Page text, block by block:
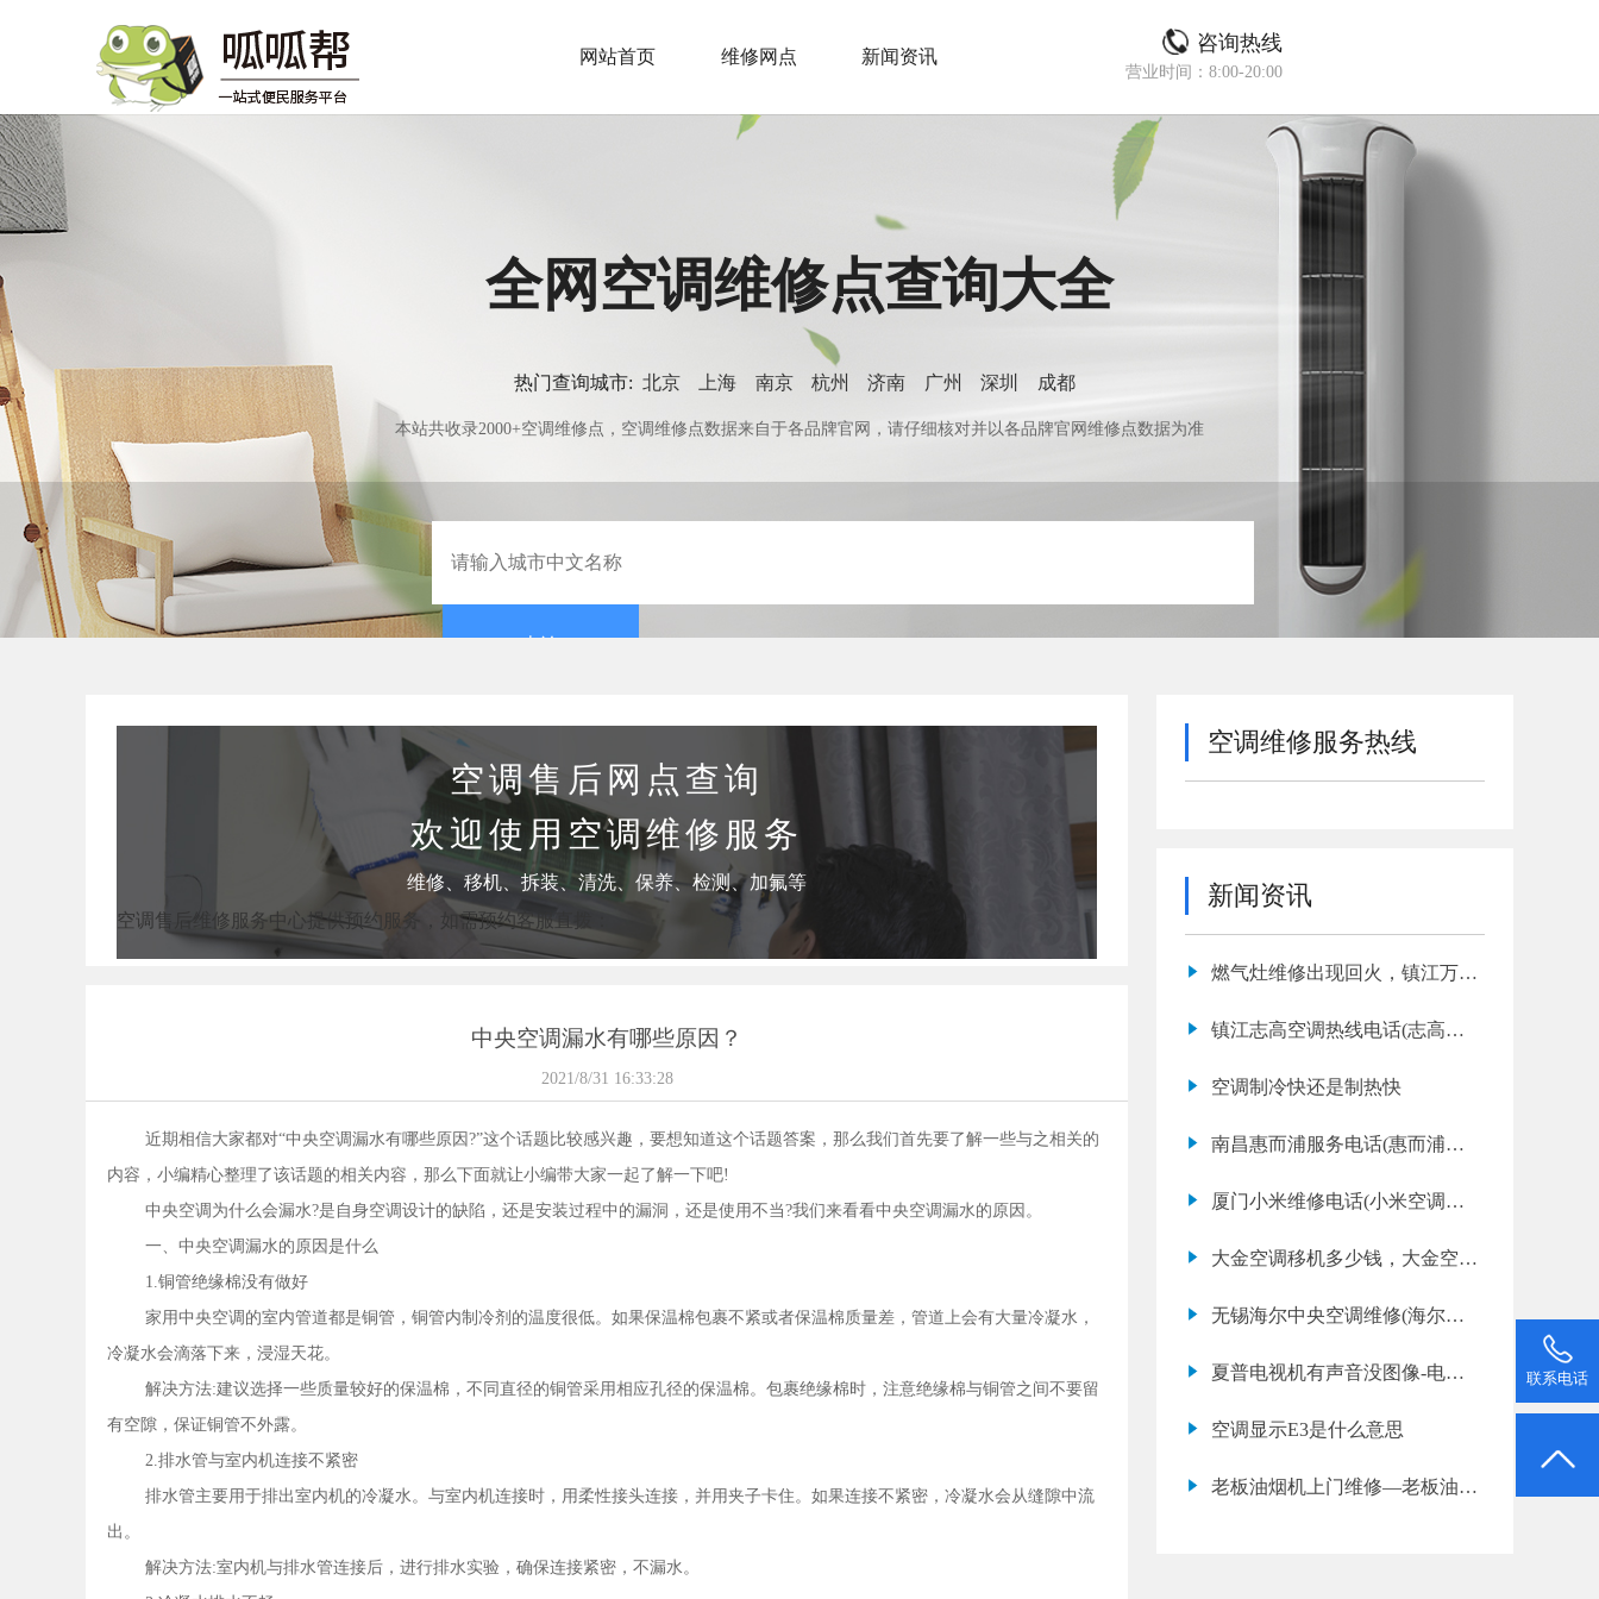
网站首页 维修网点 新闻资讯
咨询热线
营业时间：8:00-20:00
全网空调维修点查询大全
热门查询城市: 北京 上海 南京 杭州 济南 广州 深圳 成都
本站共收录2000+空调维修点，空调维修点数据来自于各品牌官网，请仔细核对并以各品牌官网维修点数据为准
空调售后网点查询
欢迎使用空调维修服务
维修、移机、拆装、清洗、保养、检测、加氟等
空调售后维修服务中心提供预约服务，如需预约客服直拨：
中央空调漏水有哪些原因？
2021/8/31 16:33:28
近期相信大家都对“中央空调漏水有哪些原因?”这个话题比较感兴趣，要想知道这个话题答案，那么我们首先要了解一些与之相关的
内容，小编精心整理了该话题的相关内容，那么下面就让小编带大家一起了解一下吧!
中央空调为什么会漏水?是自身空调设计的缺陷，还是安装过程中的漏洞，还是使用不当?我们来看看中央空调漏水的原因。
一、中央空调漏水的原因是什么
1.铜管绝缘棉没有做好
家用中央空调的室内管道都是铜管，铜管内制冷剂的温度很低。如果保温棉包裹不紧或者保温棉质量差，管道上会有大量冷凝水，
冷凝水会滴落下来，浸湿天花。
解决方法:建议选择一些质量较好的保温棉，不同直径的铜管采用相应孔径的保温棉。包裹绝缘棉时，注意绝缘棉与铜管之间不要留
有空隙，保证铜管不外露。
2.排水管与室内机连接不紧密
排水管主要用于排出室内机的冷凝水。与室内机连接时，用柔性接头连接，并用夹子卡住。如果连接不紧密，冷凝水会从缝隙中流
出。
解决方法:室内机与排水管连接后，进行排水实验，确保连接紧密，不漏水。
空调维修服务热线
新闻资讯
燃气灶维修出现回火，镇江万和
镇江志高空调热线电话(志高空
空调制冷快还是制热快
南昌惠而浦服务电话(惠而浦空
厦门小米维修电话(小米空调有
大金空调移机多少钱，大金空调
无锡海尔中央空调维修(海尔中
夏普电视机有声音没图像-电视
空调显示E3是什么意思
老板油烟机上门维修—老板油烟
联系电话